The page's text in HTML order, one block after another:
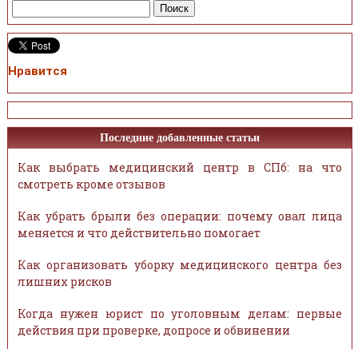
Нравится
Последние добавленные статьи
Как выбрать медицинский центр в СПб: на что
смотреть кроме отзывов
Как убрать брыли без операции: почему овал лица
меняется и что действительно помогает
Как организовать уборку медицинского центра без
лишних рисков
Когда нужен юрист по уголовным делам: первые
действия при проверке, допросе и обвинении